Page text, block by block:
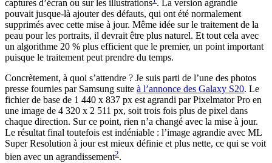
captures d’écran ou sur les illustrations . La version agrandie
pouvait jusque-là ajouter des défauts, qui ont été normalement
supprimés avec cette mise à jour. Même idée sur le traitement de la
peau pour les portraits, il devrait être plus naturel. Et tout cela avec
un algorithme 20 % plus efficient que le premier, un point important
puisque le traitement peut prendre du temps.
Concrètement, à quoi s’attendre ? Je suis parti de l’une des photos
presse fournies par Samsung suite à l’annonce des Galaxy S20. Le
fichier de base de 1 440 x 837 px est agrandi par Pixelmator Pro en
une image de 4 320 x 2 511 px, soit trois fois plus de pixel dans
chaque direction. Sur ce point, rien n’a changé avec la mise à jour.
Le résultat final toutefois est indéniable : l’image agrandie avec ML
Super Resolution à jour est mieux définie et plus nette, ce qui se voit
bien avec un agrandissement2.